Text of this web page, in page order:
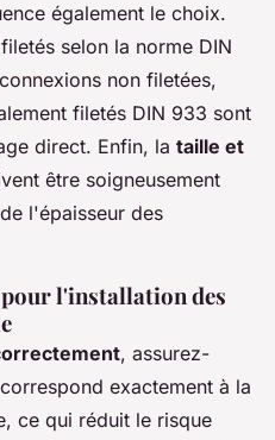
également le choix.
selon la norme DIN
non filetées,
filetés DIN 933 sont
direct. Enfin, la taille et
être soigneusement
l'épaisseur des
l'installation des
, assurez-
exactement à la
ce qui réduit le risque